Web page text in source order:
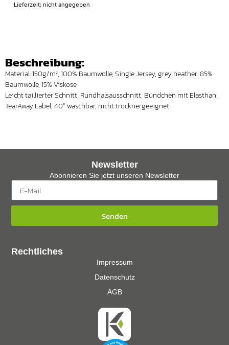
Lieferzeit: nicht angegeben
Beschreibung:
Material: 150g/m², 100% Baumwolle, Single Jersey, grey heather: 85%
Baumwolle, 15% Viskose
Leicht taillierter Schnitt, Rundhalsausschnitt, Bündchen mit Elasthan,
TearAway Label, 40° waschbar, nicht trocknergeeignet
Rechtliches
Impressum
Datenschutz
AGB
Newsletter
Abonnieren Sie jetzt unseren Newsletter
Senden